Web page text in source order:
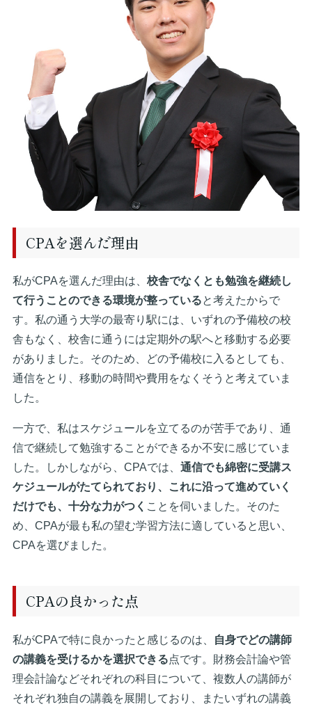
CPAを選んだ理由
私がCPAを選んだ理由は、 校舎でなくとも勉強を継続し
て行うことのできる環境が整っていると考えたからで
す。私の通う大学の最寄り駅には、いずれの予備校の校
舎もなく、校舎に通うには定期外の駅へと移動する必要
がありました。そのため、どの予備校に入るとしても、
通信をとり、移動の時間や費用をなくそうと考えていま
した。
一方で、私はスケジュールを立てるのが苦手であり、通
信で継続して勉強することができるか不安に感じていま
した。しかしながら、CPAでは、 通信でも綿密に受講ス
ケジュールがたてられており、これに沿って進めていく
だけでも、十分な力がつく ことを伺いました。そのた
め、CPAが最も私の望む学習方法に適していると思い、
CPAを選びました。
CPAの良かった点
私がCPAで特に良かったと感じるのは、
自身でどの講師
の講義を受けるかを選択できる点です。財務会計論や管
理会計論などそれぞれの科目について、複数人の講師が
それぞれ独自の講義を展開しており、またいずれの講義